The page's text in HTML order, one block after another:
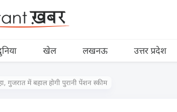
खेल लखनऊ उत्तर प्रदेश
गुजरात में बहाल होगी पुरानी पेंशन स्कीम